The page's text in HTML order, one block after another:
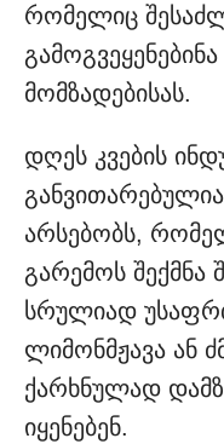
რომელიც
მომზადებისას.
დღეს კვების
არსებობს,
გარემოს შექმნა
სრულიად
ლიმონმჟავა ან
ქარხნულად
იყენებენ.